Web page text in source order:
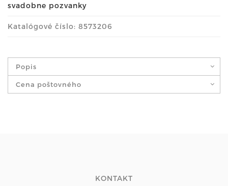
svadobne pozvanky
Katalógové číslo: 8573206
Popis
Cena poštovného
KONTAKT